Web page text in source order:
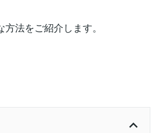
法をご紹介します。